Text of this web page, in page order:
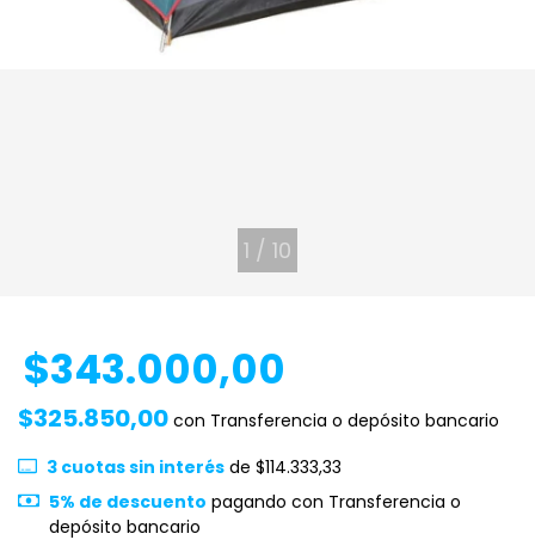
1 / 10
$343.000,00
$325.850,00 con Transferencia o depósito bancario
3cuotas sin interésde $114.333,33
5% de descuento pagando con Transferencia o
depósito bancario